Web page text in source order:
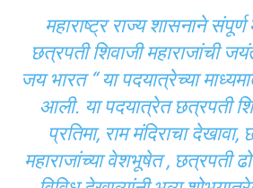
महाराष्ट्र राज्य शासनाने संपूर्ण
छत्रपती शिवाजी महाराजांची
जय भारत “ या पदयात्रेच्या
आली. या पदयात्रेत छत्रपती
प्रतिमा, राम मंदिराचा देखावा,
महाराजांच्या वेशभूषेत , छत्रपती